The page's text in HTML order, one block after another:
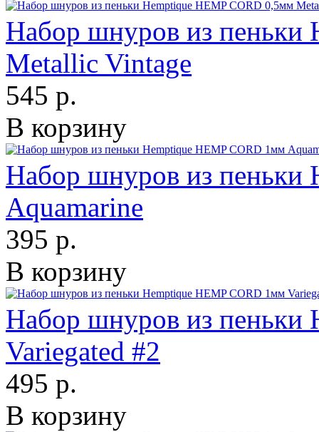
Набор шнуров из пеньки
Metallic Vintage
545 р.
В корзину
Набор шнуров из пеньки
Aquamarine
395 р.
В корзину
Набор шнуров из пеньки
Variegated #2
495 р.
В корзину